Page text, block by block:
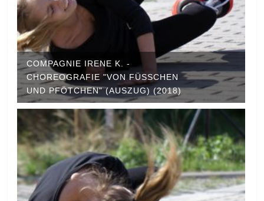
COMPAGNIE IRENE K. -
CHOREOGRAFIE "VON FÜSSCHEN U
ND PFÖTCHEN" (AUSZUG) (2018)